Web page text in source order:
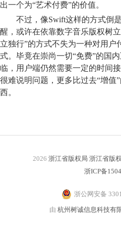
出一个为“艺术付费”的价值。
不过，像Swift这样的方式倒
醒，或许在依靠数字音乐版权树
立独行”的方式不失为一种对用户
式。毕竟在崇尚一切“免费”的国
临，用户端仍然需要一定的时间
很难说明问题，更多比过去“增值
西。
2026 浙江省版权局 浙江省版
浙ICP备
浙公网安备
由 杭州树诚信息科技有